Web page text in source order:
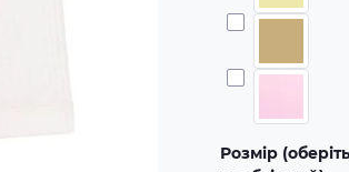
Розмір (оберіть